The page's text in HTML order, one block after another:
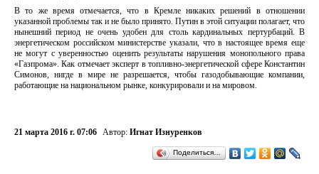
В то же время отмечается, что в Кремле никаких решений в отношении
указанной проблемы так и не было принято. Путин в этой ситуации полагает, что
нынешний период не очень удобен для столь кардинальных пертурбаций. В
энергетическом российском министерстве указали, что в настоящее время еще
не могут с уверенностью оценить результаты нарушения монопольного права
«Газпрома». Как отмечает эксперт в топливно-энергетической сфере Константин
Симонов, нигде в мире не разрешается, чтобы газодобывающие компании,
работающие на национальном рынке, конкурировали и на мировом.
21 марта 2016 г. 07:06 Автор: Игнат Изнуренков
Поделиться…